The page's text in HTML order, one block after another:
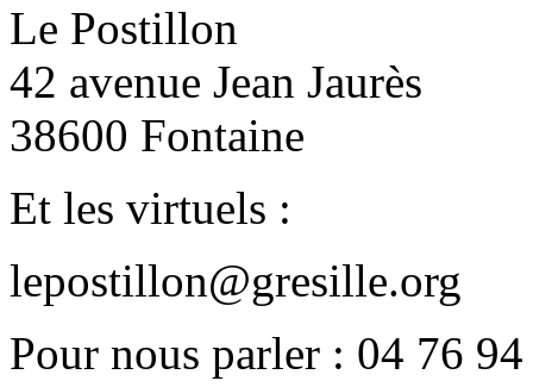
Le Postillon
42 avenue Jean Jaurès
38600 Fontaine
Et les virtuels :
lepostillon@gresille.org
Pour nous parler : 04 76